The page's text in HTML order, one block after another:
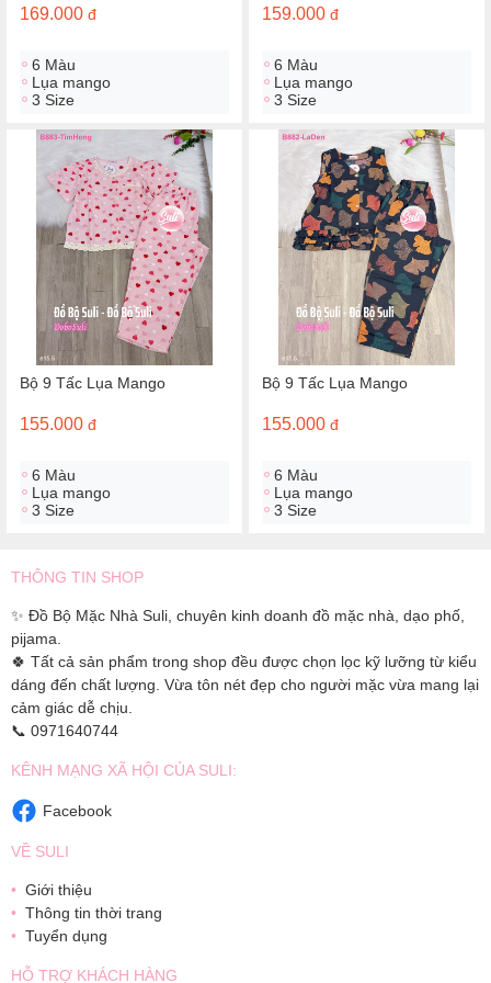
169.000 đ
6 Màu
Lụa mango
3 Size
159.000 đ
6 Màu
Lụa mango
3 Size
Bộ 9 Tấc Lụa Mango
155.000 đ
6 Màu
Lụa mango
3 Size
Bộ 9 Tấc Lụa Mango
155.000 đ
6 Màu
Lụa mango
3 Size
THÔNG TIN SHOP
✨ Đồ Bộ Mặc Nhà Suli, chuyên kinh doanh đồ mặc nhà, dạo phố,
pijama.
🍀 Tất cả sản phẩm trong shop đều được chọn lọc kỹ lưỡng từ kiểu
dáng đến chất lượng. Vừa tôn nét đẹp cho người mặc vừa mang lại
cảm giác dễ chịu.
📞 0971640744
KÊNH MẠNG XÃ HỘI CỦA SULI:
Facebook
VỀ SULI
Giới thiệu
Thông tin thời trang
Tuyển dụng
HỖ TRỢ KHÁCH HÀNG